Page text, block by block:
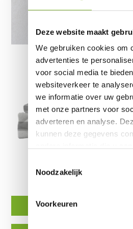
Deze website maakt
We gebruiken cookies om
advertenties te
voor social media te
websiteverkeer te
we informatie over uw
met onze partners voor
adverteren en analyse.
kunnen deze gegevens
basis van uw gebruik van
Noodzakelijk
Voorkeuren
Voor nu uw lengte,
persoonlijke slaap
Matras